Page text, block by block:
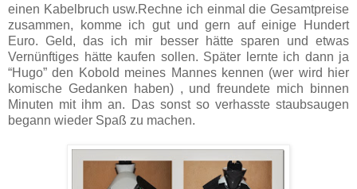
einen Kabelbruch usw.Rechne ich einmal die Gesamtpreise
zusammen, komme ich gut und gern auf einige Hundert
Euro. Geld, das ich mir besser hätte sparen und etwas
Vernünftiges hätte kaufen sollen. Später lernte ich dann ja
“Hugo” den Kobold meines Mannes kennen (wer wird hier
komische Gedanken haben) , und freundete mich binnen
Minuten mit ihm an. Das sonst so verhasste staubsaugen
begann wieder Spaß zu machen.